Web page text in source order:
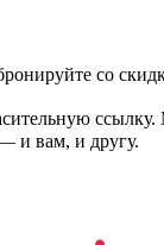
со
и вам, и другу.